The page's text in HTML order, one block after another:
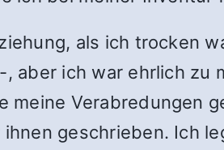
als ich trocken
, aber ich war ehrlich zu
meine Verabredungen
geschrieben. Ich